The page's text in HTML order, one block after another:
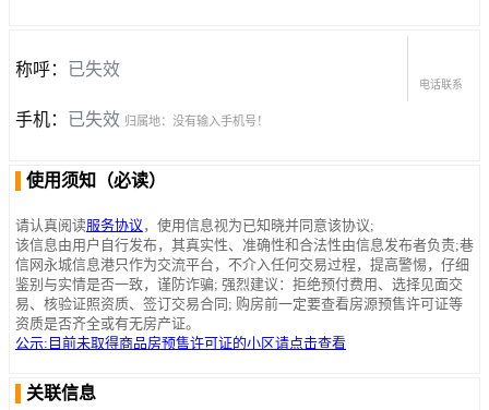
电话联系
称呼： 已失效
手机： 已失效 归属地：没有输入手机号！
使用须知（必读）
请认真阅读服务协议 ，使用信息视为已知晓并同意该协议;
该信息由用户自行发布，其真实性、准确性和合法性由信息发布者负责;巷
信网永城信息港只作为交流平台，不介入任何交易过程，提高警惕，仔细
鉴别与实情是否一致，谨防诈骗; 强烈建议：拒绝预付费用、选择见面交
易、核验证照资质、签订交易合同; 购房前一定要查看房源预售许可证等
资质是否齐全或有无房产证。
公示:目前未取得商品房预售许可证的小区请点击查看
关联信息